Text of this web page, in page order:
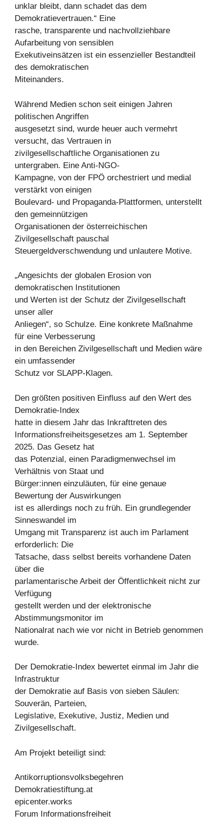
unklar bleibt, dann schadet das dem
Demokratievertrauen.“ Eine
rasche, transparente und nachvollziehbare
Aufarbeitung von sensiblen
Exekutiveinsätzen ist ein essenzieller Bestandteil
des demokratischen
Miteinanders.
Während Medien schon seit einigen Jahren
politischen Angriffen
ausgesetzt sind, wurde heuer auch vermehrt
versucht, das Vertrauen in
zivilgesellschaftliche Organisationen zu
untergraben. Eine Anti-NGO-
Kampagne, von der FPÖ orchestriert und medial
verstärkt von einigen
Boulevard- und Propaganda-Plattformen, unterstellt
den gemeinnützigen
Organisationen der österreichischen
Zivilgesellschaft pauschal
Steuergeldverschwendung und unlautere Motive.
„Angesichts der globalen Erosion von
demokratischen Institutionen
und Werten ist der Schutz der Zivilgesellschaft
unser aller
Anliegen“, so Schulze. Eine konkrete Maßnahme
für eine Verbesserung
in den Bereichen Zivilgesellschaft und Medien wäre
ein umfassender
Schutz vor SLAPP-Klagen.
Den größten positiven Einfluss auf den Wert des
Demokratie-Index
hatte in diesem Jahr das Inkrafttreten des
Informationsfreiheitsgesetzes am 1. September
2025. Das Gesetz hat
das Potenzial, einen Paradigmenwechsel im
Verhältnis von Staat und
Bürger:innen einzuläuten, für eine genaue
Bewertung der Auswirkungen
ist es allerdings noch zu früh. Ein grundlegender
Sinneswandel im
Umgang mit Transparenz ist auch im Parlament
erforderlich: Die
Tatsache, dass selbst bereits vorhandene Daten
über die
parlamentarische Arbeit der Öffentlichkeit nicht zur
Verfügung
gestellt werden und der elektronische
Abstimmungsmonitor im
Nationalrat nach wie vor nicht in Betrieb genommen
wurde.
Der Demokratie-Index bewertet einmal im Jahr die
Infrastruktur
der Demokratie auf Basis von sieben Säulen:
Souverän, Parteien,
Legislative, Exekutive, Justiz, Medien und
Zivilgesellschaft.
Am Projekt beteiligt sind:
Antikorruptionsvolksbegehren
Demokratiestiftung.at
epicenter.works
Forum Informationsfreiheit